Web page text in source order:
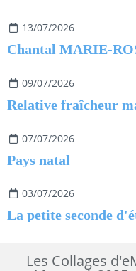
13/07/2026
09/07/2026
Relative fraîcheur
07/07/2026
Pays natal
03/07/2026
La petite seconde
Les Collages